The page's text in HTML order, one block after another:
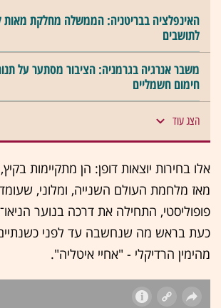
האינפלציה בבריטניה: הממשלה מחלקת
לתושבים
משבר אנרגיה בגרמניה: הציבור מסתער על
חימום חשמליים
הצג עוד
אלו בחירות יוצאות דופן: הן מתקיימות
מאז מלחמת העולם השנייה, ומלוני,
פופוליסטי, התחילה את דרכה בנוער
כעת בראש מה שנחשבה עד לפני
מהימין הרדיקלי - "אחיי איטליה".